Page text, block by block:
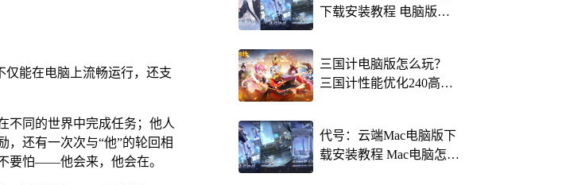
能在电脑上流畅运行，还支
同的世界中完成任务；他人
，还有一次次与“他”的轮回相
要怕——他会来，他会在。
下载安装教程 电脑版怎
三国计电脑版怎么玩？
三国计性能优化240高帧
代号：云端Mac电脑版下
载安装教程 Mac电脑怎么